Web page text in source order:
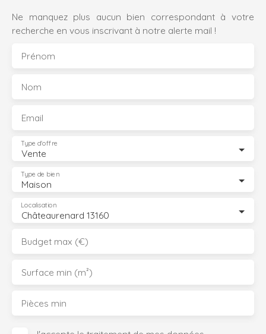
Ne manquez plus aucun bien correspondant à votre
recherche en vous inscrivant à notre alerte mail !
Prénom
Nom
Email
Vente
Type d'offre
Maison
Type de bien
Châteaurenard 13160
Localisation
Budget max (€)
Surface min (m²)
Pièces min